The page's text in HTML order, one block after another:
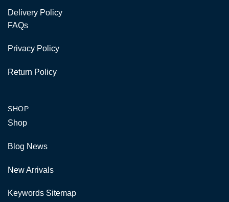
Delivery Policy
FAQs
Privacy Policy
Return Policy
SHOP
Shop
Blog News
New Arrivals
Keywords Sitemap